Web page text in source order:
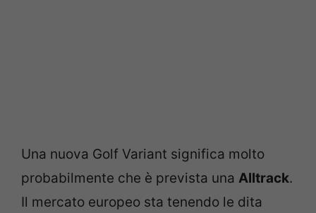
Una nuova Golf Variant significa molto
probabilmente che è prevista una Alltrack.
Il mercato europeo sta tenendo le dita